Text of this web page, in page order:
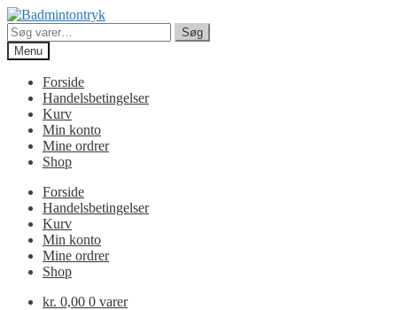
Spring
til
navigation
Spring
til
indhold
Søg
efter:
Søg
Menu
Forside
Handelsbetingelser
Kurv
Min konto
Mine ordrer
Shop
Forside
Handelsbetingelser
Kurv
Min konto
Mine ordrer
Shop
kr. 0,00 0 varer